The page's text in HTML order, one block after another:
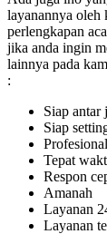
layanannya oleh
perlengkapan
jika anda ingin
lainnya pada
:
Siap antar
Siap
Profesional
Tepat
Respon
Amanah
Layanan
Layanan